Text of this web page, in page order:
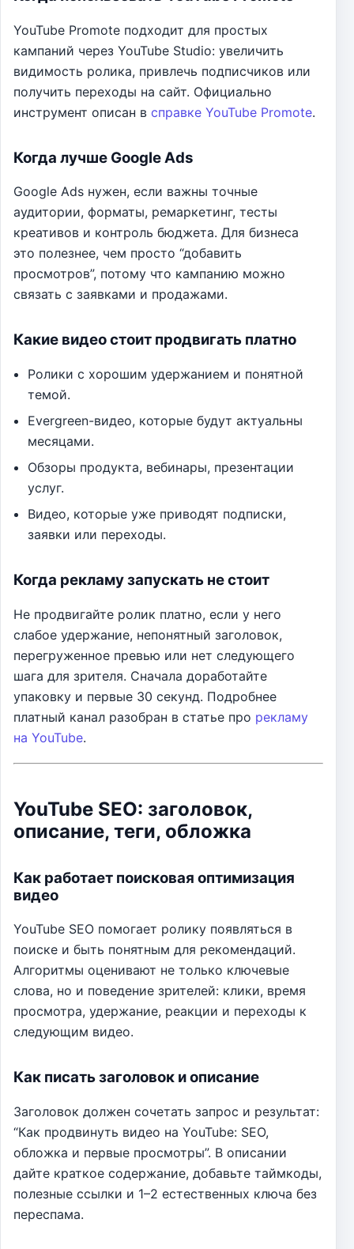
YouTube Promote подходит для простых
кампаний через YouTube Studio: увеличить
видимость ролика, привлечь подписчиков или
получить переходы на сайт. Официально
инструмент описан в справке YouTube Promote.
Когда лучше Google Ads
Google Ads нужен, если важны точные
аудитории, форматы, ремаркетинг, тесты
креативов и контроль бюджета. Для бизнеса
это полезнее, чем просто “добавить
просмотров”, потому что кампанию можно
связать с заявками и продажами.
Какие видео стоит продвигать платно
Ролики с хорошим удержанием и понятной
темой.
Evergreen-видео, которые будут актуальны
месяцами.
Обзоры продукта, вебинары, презентации
услуг.
Видео, которые уже приводят подписки,
заявки или переходы.
Когда рекламу запускать не стоит
Не продвигайте ролик платно, если у него
слабое удержание, непонятный заголовок,
перегруженное превью или нет следующего
шага для зрителя. Сначала доработайте
упаковку и первые 30 секунд. Подробнее
платный канал разобран в статье про рекламу
на YouTube.
YouTube SEO: заголовок,
описание, теги, обложка
Как работает поисковая оптимизация
видео
YouTube SEO помогает ролику появляться в
поиске и быть понятным для рекомендаций.
Алгоритмы оценивают не только ключевые
слова, но и поведение зрителей: клики, время
просмотра, удержание, реакции и переходы к
следующим видео.
Как писать заголовок и описание
Заголовок должен сочетать запрос и результат:
“Как продвинуть видео на YouTube: SEO,
обложка и первые просмотры”. В описании
дайте краткое содержание, добавьте таймкоды,
полезные ссылки и 1–2 естественных ключа без
переспама.